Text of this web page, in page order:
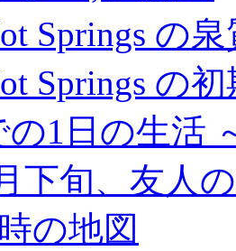
Springs の
Springs の
の1日の生活
下旬、友人
の地図